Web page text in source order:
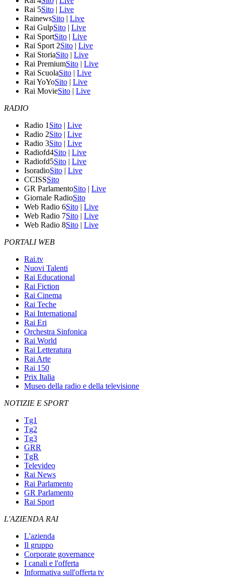
Rai 5Sito | Live
RainewsSito | Live
Rai GulpSito | Live
Rai SportSito | Live
Rai Sport 2Sito | Live
Rai StoriaSito | Live
Rai PremiumSito | Live
Rai ScuolaSito | Live
Rai YoYoSito | Live
Rai MovieSito | Live
RADIO
Radio 1 Sito | Live
Radio 2Sito | Live
Radio 3Sito | Live
Radiofd4Sito | Live
Radiofd5Sito | Live
IsoradioSito | Live
CCISSSito
GR ParlamentoSito | Live
Giornale RadioSito
Web Radio 6Sito | Live
Web Radio 7Sito | Live
Web Radio 8Sito | Live
PORTALI WEB
Rai.tv
Nuovi Talenti
Rai Educational
Rai Fiction
Rai Cinema
Rai Teche
Rai International
Rai Eri
Orchestra Sinfonica
Rai World
Rai Letteratura
Rai Arte
Rai 150
Prix Italia
Museo della radio e della televisione
NOTIZIE E SPORT
Tg1
Tg2
Tg3
GRR
TgR
Televideo
Rai News
Rai Parlamento
GR Parlamento
Rai Sport
L'AZIENDA RAI
L'azienda
Il gruppo
Corporate governance
I canali e l'offerta
Informativa sull'offerta tv